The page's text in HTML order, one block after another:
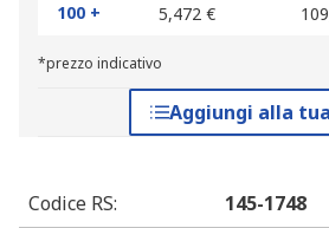
100 +
5,472 €
*prezzo indicativo
Aggiungi alla
Codice RS:
145-1748